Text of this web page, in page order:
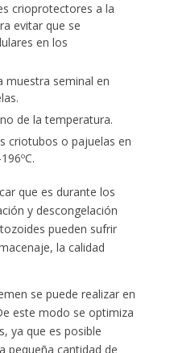
crioprotectores a la
evitar que se
en los
muestra seminal en
de la temperatura.
criotubos o pajuelas en
que es durante los
y descongelación
pueden sufrir
la calidad
se puede realizar en
este modo se optimiza
ya que es posible
pequeña cantidad de